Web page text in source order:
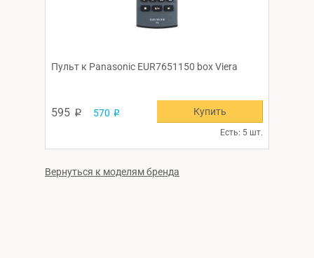
Пульт к Panasonic EUR7651150 box Viera
595 p 570 p
Есть: 5 шт.
Купить
Вернуться к моделям бренда